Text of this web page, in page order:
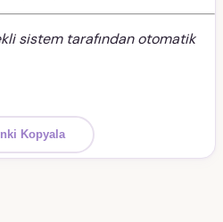
sistem tarafından otomatik
Kopyala